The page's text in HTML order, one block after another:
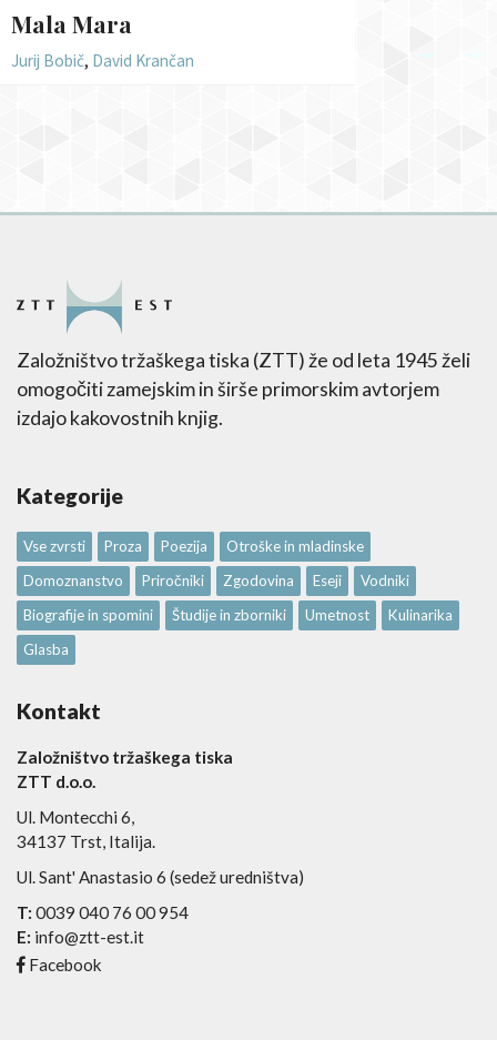
Mala Mara
Jurij Bobič, David Krančan
Založništvo tržaškega tiska (ZTT) že od leta 1945 želi
omogočiti zamejskim in širše primorskim avtorjem
izdajo kakovostnih knjig.
Kategorije
Vse zvrsti Proza Poezija
Otroške in mladinske
Domoznanstvo
Priročniki Zgodovina Eseji
Vodniki
Biografije in spomini
Študije in zborniki Umetnost
Kulinarika
Glasba
Kontakt
Založništvo tržaškega tiska
ZTT d.o.o.
Ul. Montecchi 6,
34137 Trst, Italija.
Ul. Sant' Anastasio 6 (sedež uredništva)
T: 0039 040 76 00 954
E: info@ztt-est.it
Facebook